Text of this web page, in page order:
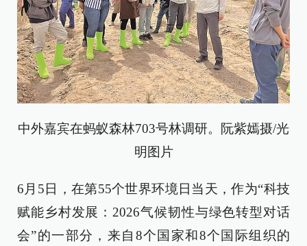
中外嘉宾在蚂蚁森林703号林调研。阮紫嫣摄/光
明图片
6月5日，在第55个世界环境日当天，作为“科技
赋能乡村发展：2026气候韧性与绿色转型对话
会”的一部分，来自8个国家和8个国际组织的